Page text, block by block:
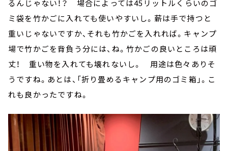
るんじゃない！？ 場合によっては45リットルくらいのゴ
ミ袋を竹かごに入れても使いやすいし。薪は手で持つと
重いじゃないですか、それも竹かごを入れれば。キャンプ
場で竹かごを背負う分には、ね。竹かごの良いところは頑
丈！ 重い物を入れても壊れないし。 用途は色々ありそ
うですね。あとは、「折り畳めるキャンプ用のゴミ箱」。こ
れも良かったですね。